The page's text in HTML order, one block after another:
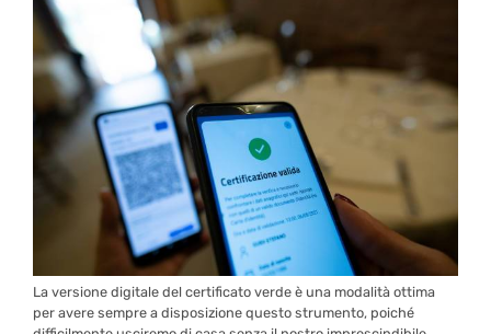
La versione digitale del certificato verde è una modalità ottima
per avere sempre a disposizione questo strumento, poiché